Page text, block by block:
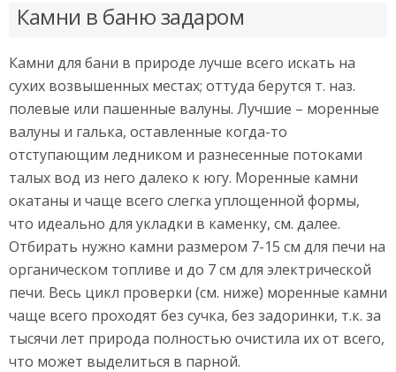
Камни в баню задаром
Камни для бани в природе лучше всего искать на
сухих возвышенных местах; оттуда берутся т. наз.
полевые или пашенные валуны. Лучшие – моренные
валуны и галька, оставленные когда-то
отступающим ледником и разнесенные потоками
талых вод из него далеко к югу. Моренные камни
окатаны и чаще всего слегка уплощенной формы,
что идеально для укладки в каменку, см. далее.
Отбирать нужно камни размером 7-15 см для печи на
органическом топливе и до 7 см для электрической
печи. Весь цикл проверки (см. ниже) моренные камни
чаще всего проходят без сучка, без задоринки, т.к. за
тысячи лет природа полностью очистила их от всего,
что может выделиться в парной.